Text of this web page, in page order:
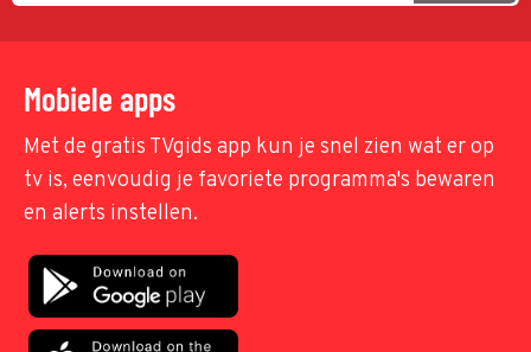
Mobiele apps
Met de gratis TVgids app kun je snel zien wat er op
tv is, eenvoudig je favoriete programma's bewaren
en alerts instellen.